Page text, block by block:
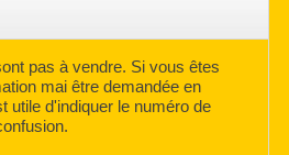
pas à vendre. Si vous êtes
mai être demandée en
utile d'indiquer le numéro de